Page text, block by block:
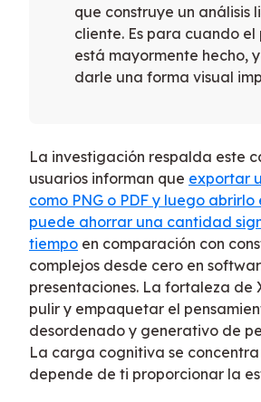
que construye un análisis
cliente. Es para cuando el
está mayormente hecho,
darle una forma visual
La investigación respalda este
usuarios informan que exportar
como PNG o PDF y luego abrirlo
puede ahorrar una cantidad
tiempo en comparación con
complejos desde cero en
presentaciones. La fortaleza de
pulir y empaquetar el
desordenado y generativo de
La carga cognitiva se
depende de ti proporcionar la